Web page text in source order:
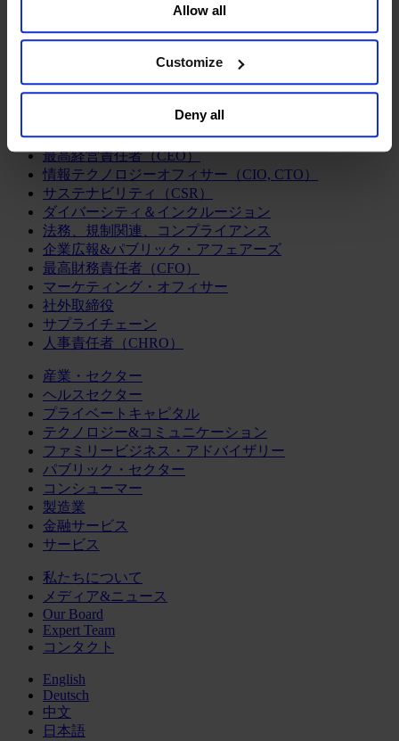
Sell or Share My Personal Information” in the footer of
the website. You must opt-out of each device and each
browser. For additional information and retention terms
general collection and use of personal information see
Allow all
Customize
Deny all
エグゼクティブサーチ
企業統治アドバイザリー
CEOサクセッション
チームの機能強化
ファンクション
最高経営責任者（CEO）
情報テクノロジーオフィサー（CIO, CTO）
サステナビリティ（CSR）
ダイバーシティ＆インクルージョン
法務、規制関連、コンプライアンス
企業広報&パブリック・アフェアーズ
最高財務責任者（CFO）
マーケティング・オフィサー
社外取締役
サプライチェーン
人事責任者（CHRO）
産業・セクター
ヘルスセクター
プライベートキャピタル
テクノロジー&コミュニケーション
ファミリービジネス・アドバイザリー
パブリック・セクター
コンシューマー
製造業
金融サービス
サービス
私たちについて
メディア&ニュース
Our Board
Expert Team
コンタクト
English
Deutsch
中文
日本語